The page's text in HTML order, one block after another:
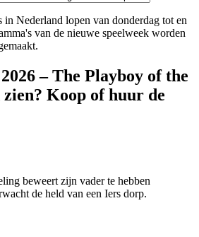
in Nederland lopen van donderdag tot en
van de nieuwe speelweek worden
– The Playboy of the
Koop of huur de
beweert zijn vader te hebben
de held van een Iers dorp.